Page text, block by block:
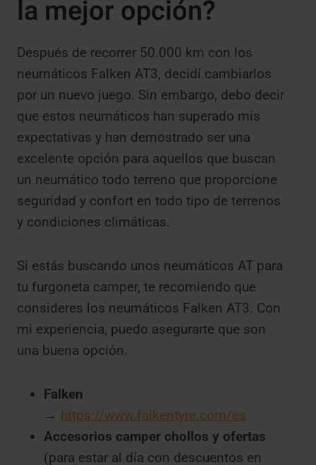
la mejor opción?
Después de recorrer 50.000 km con los
neumáticos Falken AT3, decidí cambiarlos
por un nuevo juego. Sin embargo, debo decir
que estos neumáticos han superado mis
expectativas y han demostrado ser una
excelente opción para aquellos que buscan
un neumático todo terreno que proporcione
seguridad y confort en todo tipo de terrenos
y condiciones climáticas.
Si estás buscando unos neumáticos AT para
tu furgoneta camper, te recomiendo que
consideres los neumáticos Falken AT3. Con
mi experiencia, puedo asegurarte que son
una buena opción.
Falken
→ https://www.falkentyre.com/es
Accesorios camper chollos y ofertas
(para estar al día con descuentos en